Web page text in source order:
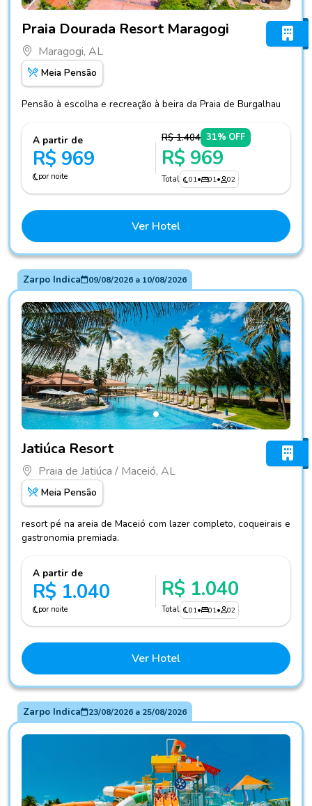
Praia Dourada Resort Maragogi
Maragogi, AL
Meia Pensão
Pensão à escolha e recreação à beira da Praia de Burgalhau
A partir de
R$ 969
por noite
R$ 1.404 31% OFF
R$ 969
Total 01• 01• 02
Ver Hotel
Zarpo Indica 09/08/2026a 10/08/2026
Jatiúca Resort
Praia de Jatiúca / Maceió, AL
Meia Pensão
resort pé na areia de Maceió com lazer completo, coqueirais e
gastronomia premiada.
A partir de
R$ 1.040
por noite
R$ 1.040
Total 01• 01• 02
Ver Hotel
Zarpo Indica 23/08/2026a 25/08/2026